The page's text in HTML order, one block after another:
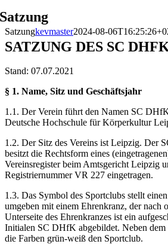
Satzung
Satzungkevmaster2024-08-
SATZUNG DES SC
Stand: 07.07.2021
§ 1. Name, Sitz und Geschäftsjahr
1.1. Der Verein führt den Namen SC
Deutsche Hochschule für Körperkultur
1.2. Der Sitz des Vereins ist Leipzig. Der
besitzt die Rechtsform eines
Vereinsregister beim Amtsgericht Leipzig
Registriernummer VR 227 eingetragen.
1.3. Das Symbol des Sportclubs stellt
umgeben mit einem Ehrenkranz, der nach
Unterseite des Ehrenkranzes ist ein
Initialen SC DHfK abgebildet. Neben dem
die Farben grün-weiß den Sportclub.